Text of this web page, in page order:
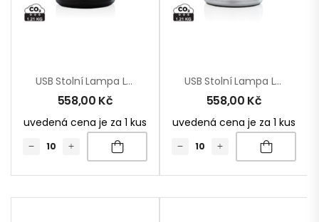
USB Stolní Lampa Luming Z RCS Recykl. Plastu
558,00 Kč
uvedená cena je za 1 kus
USB Stolní Lampa Luming Z RCS Recykl. Plastu
558,00 Kč
uvedená cena je za 1 kus